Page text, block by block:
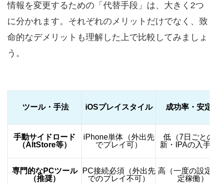
情報を変更するための「代替手段」は、大きく2つ
に分かれます。それぞれのメリットだけでなく、致
命的なデメリットも理解した上で比較してみましょ
う。
ツール・手法 iOSプレイスタイル 成功率・安定
手動サイドロード
（AltStore等）
iPhone単体（外出先
でプレイ可）
低（7日ごとの
新・IPAの入手
専門的なPCツール
（推奨）
PC接続必須（外出先
でのプレイ不可）
高（一度の設定
定稼働）